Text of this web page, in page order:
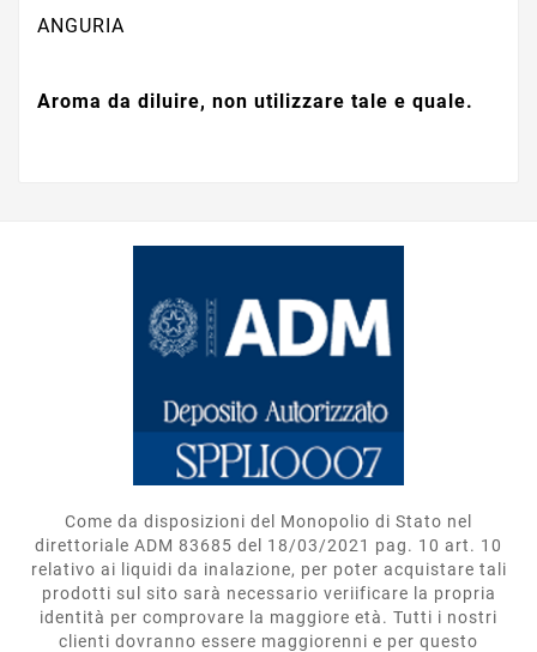
ANGURIA
Aroma da diluire, non utilizzare tale e quale.
Come da disposizioni del Monopolio di Stato nel
direttoriale ADM 83685 del 18/03/2021 pag. 10 art. 10
relativo ai liquidi da inalazione, per poter acquistare tali
prodotti sul sito sarà necessario veriificare la propria
identità per comprovare la maggiore età. Tutti i nostri
clienti dovranno essere maggiorenni e per questo